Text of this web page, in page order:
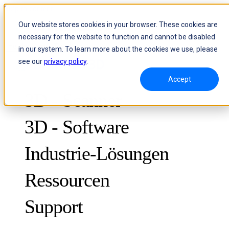
Our website stores cookies in your browser. These cookies are
necessary for the website to function and cannot be disabled
in our system. To learn more about the cookies we use, please
see ourprivacy policy.
Accept
Skip to content
Header Menu - Text
3D - Scanner
METROLOGY ZUR QUALITÄTSKONTROLLE
Optische 3D-Messung und dynamisches Tracking ohne Marker
3D - Software
Industrie-Lösungen
Ressourcen
Fallstudien
Support